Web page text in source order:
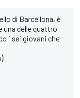
di Barcellona, è
una delle quattro
i sei giovani che